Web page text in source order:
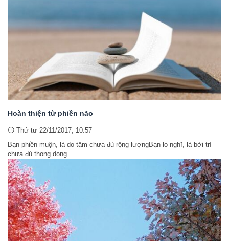
Hoàn thiện từ phiền não
Thứ tư 22/11/2017, 10:57
Bạn phiền muộn, là do tâm chưa đủ rộng lượngBạn lo nghĩ, là bởi trí
chưa đủ thong dong